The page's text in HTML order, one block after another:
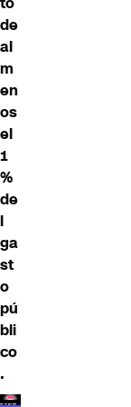
de
al
m
en
os
el
1
%
de
l
ga
st
o
pú
bli
co
.